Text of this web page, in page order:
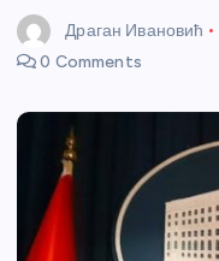
Драган Ивановић
0 Comments